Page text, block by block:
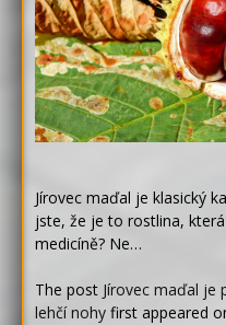
Jírovec maďal je klasický
jste, že je to rostlina,
medicíně? Ne…
The post Jírovec maďal je
lehčí nohy first appeared